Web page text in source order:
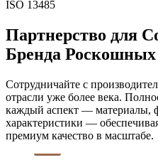
ISO 13485
Партнерство для
Бренда
Сотрудничайте с
отрасли уже более века.
каждый аспект — материалы,
характеристики —
премиум качество в масштабе.